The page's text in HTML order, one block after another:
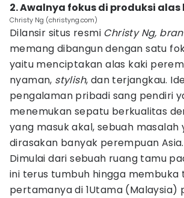
2. Awalnya fokus di produksi alas
Christy Ng (christyng.com)
Dilansir situs resmi Christy Ng,
memang dibangun dengan satu
yaitu menciptakan alas kaki
nyaman, stylish, dan terjangkau.
pengalaman pribadi sang pendiri
menemukan sepatu berkualitas
yang masuk akal, sebuah
dirasakan banyak perempuan Asia.
Dimulai dari sebuah ruang tamu
ini terus tumbuh hingga membuka
pertamanya di 1Utama (Malaysia)